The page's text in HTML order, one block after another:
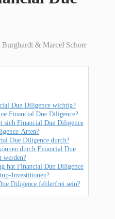
Burghardt & Marcel Schorr
Due Diligence wichtig?
Financial Due Diligence?
sich Financial Due Diligence
Arten?
Due Diligence durch?
durch Financial Due
werden?
hat Financial Due Diligence
Investitionen?
Diligence fehlerfrei sein?